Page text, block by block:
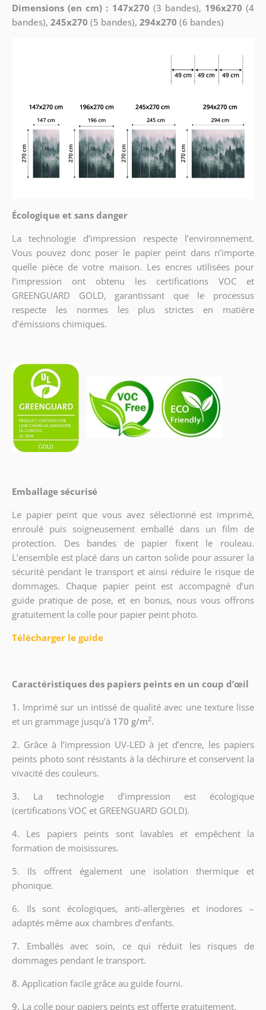
Dimensions (en cm) : 147x270 (3 bandes), 196x270 (4
bandes), 245x270 (5 bandes), 294x270 (6 bandes)
Écologique et sans danger
La technologie d’impression respecte l’environnement.
Vous pouvez donc poser le papier peint dans n’importe
quelle pièce de votre maison. Les encres utilisées pour
l’impression ont obtenu les certifications VOC et
GREENGUARD GOLD, garantissant que le processus
respecte les normes les plus strictes en matière
d’émissions chimiques.
Emballage sécurisé
Le papier peint que vous avez sélectionné est imprimé,
enroulé puis soigneusement emballé dans un film de
protection. Des bandes de papier fixent le rouleau.
L’ensemble est placé dans un carton solide pour assurer la
sécurité pendant le transport et ainsi réduire le risque de
dommages. Chaque papier peint est accompagné d’un
guide pratique de pose, et en bonus, nous vous offrons
gratuitement la colle pour papier peint photo.
Télécharger le guide
Caractéristiques des papiers peints en un coup d’œil
1. Imprimé sur un intissé de qualité avec une texture lisse
et un grammage jusqu’à 170 g/m2.
2. Grâce à l’impression UV-LED à jet d’encre, les papiers
peints photo sont résistants à la déchirure et conservent la
vivacité des couleurs.
3. La technologie d’impression est écologique
(certifications VOC et GREENGUARD GOLD).
4. Les papiers peints sont lavables et empêchent la
formation de moisissures.
5. Ils offrent également une isolation thermique et
phonique.
6. Ils sont écologiques, anti-allergènes et inodores –
adaptés même aux chambres d’enfants.
7. Emballés avec soin, ce qui réduit les risques de
dommages pendant le transport.
8. Application facile grâce au guide fourni.
9. La colle pour papiers peints est offerte gratuitement.